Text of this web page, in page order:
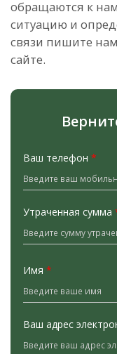
обращаются к
ситуацию и
связи пишите
сайте.
Ваш телефон *
Утраченная сумма
Имя *
Ваш адрес